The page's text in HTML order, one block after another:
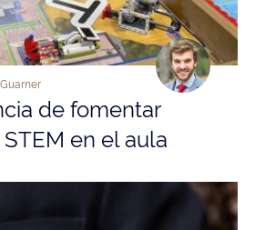
de fomentar
en el aula